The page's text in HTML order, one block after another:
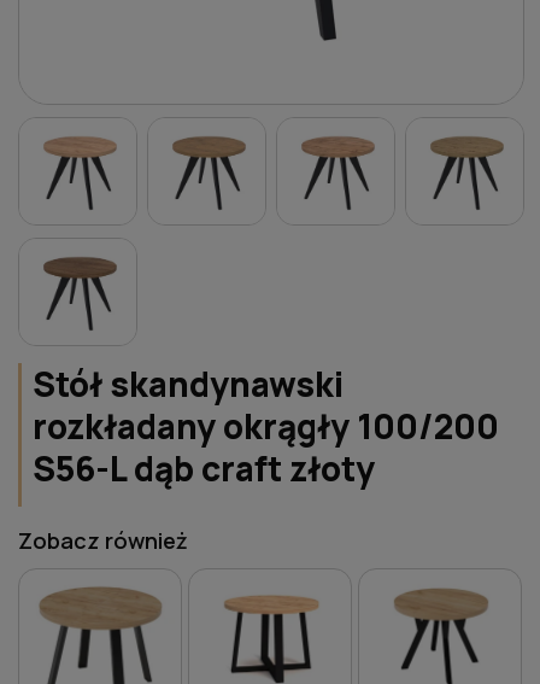
Stół skandynawski
rozkładany okrągły 100/200
S56-L dąb craft złoty
Zobacz również